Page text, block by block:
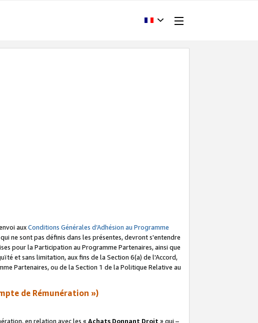
auxConditions Générales d’Adhésion au Programme
ne sont pas définis dans les présentes, devront s'entendre
pour la Participation au Programme Partenaires, ainsi que
et sans limitation, aux fins de la Section 6(a) de l'Accord,
Partenaires, ou de la Section 1 de la Politique Relative au
de Rémunération »)
en relation avec les « Achats Donnant Droit » qui –